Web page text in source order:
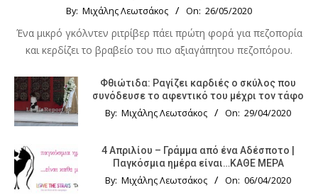
By: Μιχάλης Λεωτσάκος On: 26/05/2020
Ένα μικρό γκόλντεν ριτρίβερ πάει πρώτη φορά για πεζοπορία
και κερδίζει το βραβείο του πιο αξιαγάπητου πεζοπόρου.
Φθιώτιδα: Ραγίζει καρδιές ο σκύλος που
συνόδευσε το αφεντικό του μέχρι τον τάφο
By: Μιχάλης Λεωτσάκος On: 29/04/2020
4 Απριλίου – Γράμμα από ένα Αδέσποτο |
Παγκόσμια ημέρα είναι…ΚΑΘΕ ΜΕΡΑ
By: Μιχάλης Λεωτσάκος On: 06/04/2020